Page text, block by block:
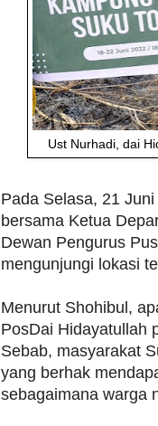
Ust Nurhadi, dai
Pada Selasa, 21
bersama Ketua
Dewan Pengurus
mengunjungi lokasi
Menurut Shohibul,
PosDai Hidayatullah
Sebab, masyarakat
yang berhak
sebagaimana warga